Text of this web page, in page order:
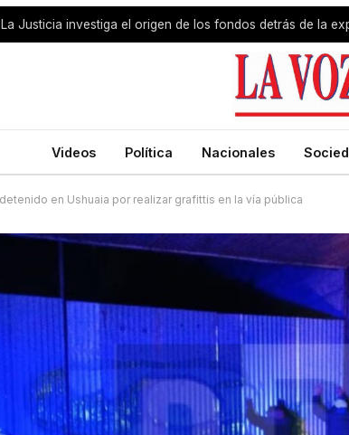
La Justicia investiga el origen de los fondos detrás de la
Videos Política Nacionales
en Ushuaia por realizar grafittis en la vía pública